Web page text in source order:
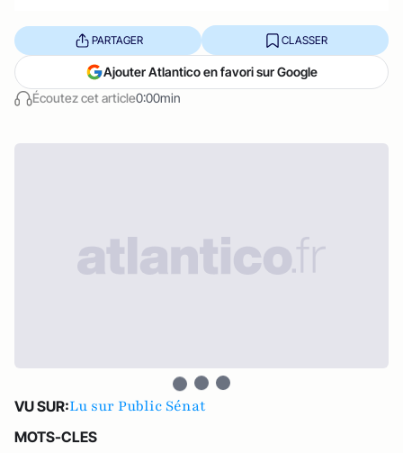
Écoutez cet article0:00min
PARTAGER CLASSER
Ajouter Atlantico en favori sur Google
VU SUR:Lu sur Public Sénat
MOTS-CLES